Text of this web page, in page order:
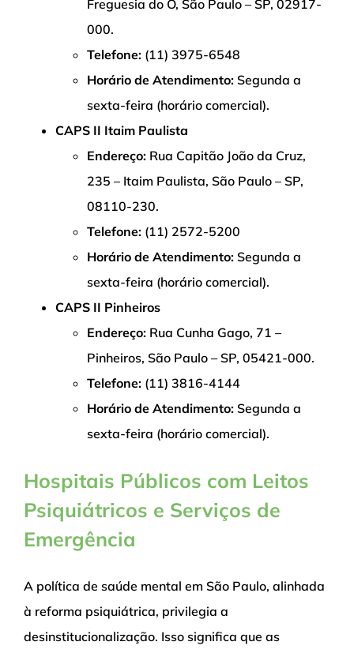
Freguesia do Ó, São Paulo – SP, 02917-
000.
Telefone: (11) 3975-6548
Horário de Atendimento: Segunda a
sexta-feira (horário comercial).
CAPS II Itaim Paulista
Endereço: Rua Capitão João da Cruz,
235 – Itaim Paulista, São Paulo – SP,
08110-230.
Telefone: (11) 2572-5200
Horário de Atendimento: Segunda a
sexta-feira (horário comercial).
CAPS II Pinheiros
Endereço: Rua Cunha Gago, 71 –
Pinheiros, São Paulo – SP, 05421-000.
Telefone: (11) 3816-4144
Horário de Atendimento: Segunda a
sexta-feira (horário comercial).
Hospitais Públicos com Leitos
Psiquiátricos e Serviços de
Emergência
A política de saúde mental em São Paulo, alinhada
à reforma psiquiátrica, privilegia a
desinstitucionalização. Isso significa que as